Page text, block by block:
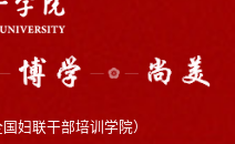
妇联干部培训学院）